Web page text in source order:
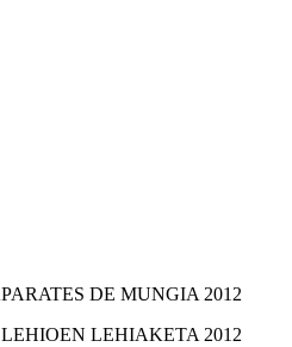
DE MUNGIA 2012
LEHIAKETA 2012